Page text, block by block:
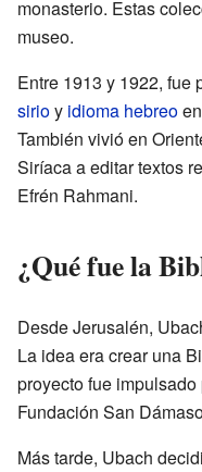
monasterio. Estas
museo.
Entre 1913 y 1922, fue
sirioy idioma hebreo
También vivió en
Siríaca a editar textos
Efrén Rahmani.
¿Qué fue la
Desde Jerusalén,
La idea era crear una
proyecto fue
Fundación San
Más tarde, Ubach